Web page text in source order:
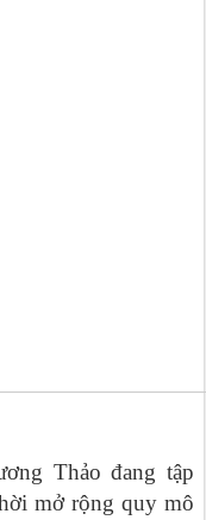
Thảo đang tập
mở rộng quy mô